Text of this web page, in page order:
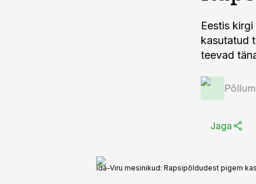
Eestis
kasutatud
teevad
Jaga
Ida-Viru mesinikud: Rapsipõldudest pigem